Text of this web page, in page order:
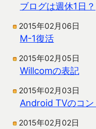
ブログは週休1日？
2015年02月06日
M-1復活
2015年02月05日
Willcomの表記
2015年02月03日
Android TVのコン
2015年02月02日